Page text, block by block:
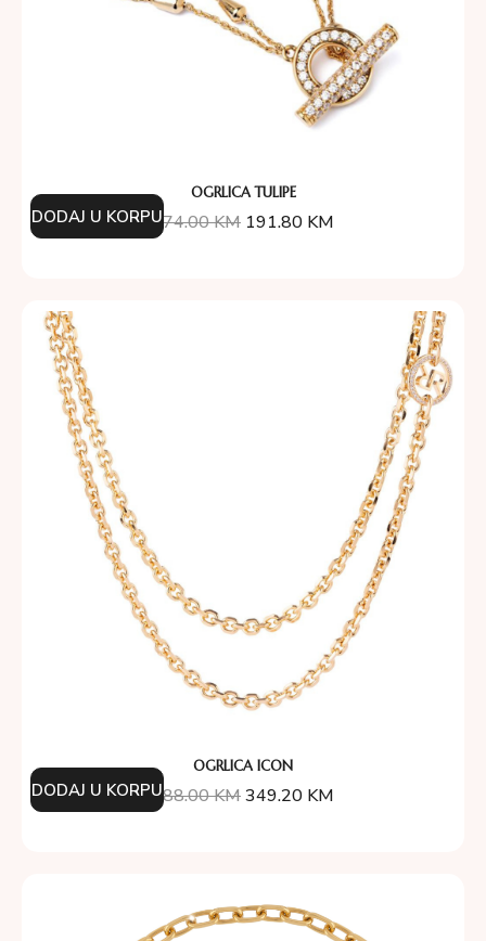
OGRLICA TULIPE
274.00KM 191.80 KM
DODAJ U KORPU
OGRLICA ICON
388.00KM349.20 KM
DODAJ U KORPU